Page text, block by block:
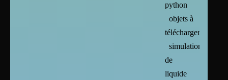
python
objets à
télécharger
simulation
de
liquide